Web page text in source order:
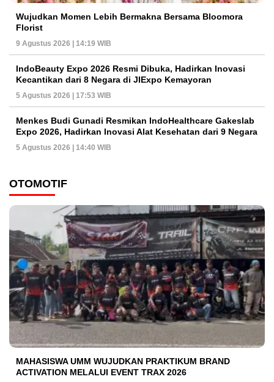
Wujudkan Momen Lebih Bermakna Bersama Bloomora
Florist
9 Agustus 2026 | 14:19 WIB
IndoBeauty Expo 2026 Resmi Dibuka, Hadirkan Inovasi
Kecantikan dari 8 Negara di JIExpo Kemayoran
5 Agustus 2026 | 17:53 WIB
Menkes Budi Gunadi Resmikan IndoHealthcare Gakeslab
Expo 2026, Hadirkan Inovasi Alat Kesehatan dari 9 Negara
5 Agustus 2026 | 14:40 WIB
OTOMOTIF
MAHASISWA UMM WUJUDKAN PRAKTIKUM BRAND
ACTIVATION MELALUI EVENT TRAX 2026